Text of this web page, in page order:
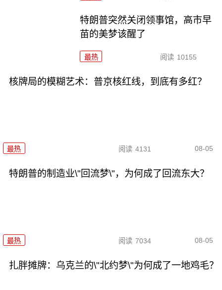
特朗普突然关闭领事馆，高市早
苗的美梦该醒了
最热 阅读 10155
核牌局的模糊艺术：普京核红线，到底有多红？
最热 阅读 4131 08-05
特朗普的制造业\"回流梦\"，为何成了回流东大？
最热 阅读 7034 08-05
扎胖摊牌：乌克兰的\"北约梦\"为何成了一地鸡毛？